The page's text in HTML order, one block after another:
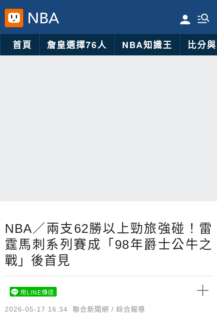
首頁 詹皇選擇76人 NBA知識王 比分
NBA／兩支62勝以上勁旅強碰！雷
霆馬刺系列賽成「98年爵士公牛之
戰」後首見
2026-05-17 16:34 聯合新聞網 / 綜合報導
用LINE傳送